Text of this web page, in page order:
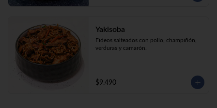
Yakisoba
Fideos salteados con pollo, champiñón,
verduras y camarón.
$9.490